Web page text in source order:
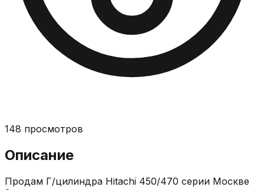
148 просмотров
Описание
Продам Г/цилиндра Hitachi 450/470 серии Москве